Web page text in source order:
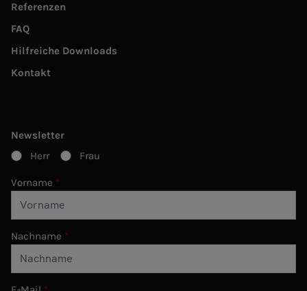
Referenzen
FAQ
Hilfreiche Downloads
Kontakt
Newsletter
Herr
Frau
Vorname
Nachname